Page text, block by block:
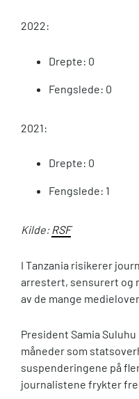
2022:
Drepte: 0
Fengslede: 0
2021:
Drepte: 0
Fengslede: 1
Kilde:RSF
I Tanzania risikerer
arrestert, sensurert og
av de mange
President Samia Suluhu
måneder som
suspenderingene på
journalistene frykter